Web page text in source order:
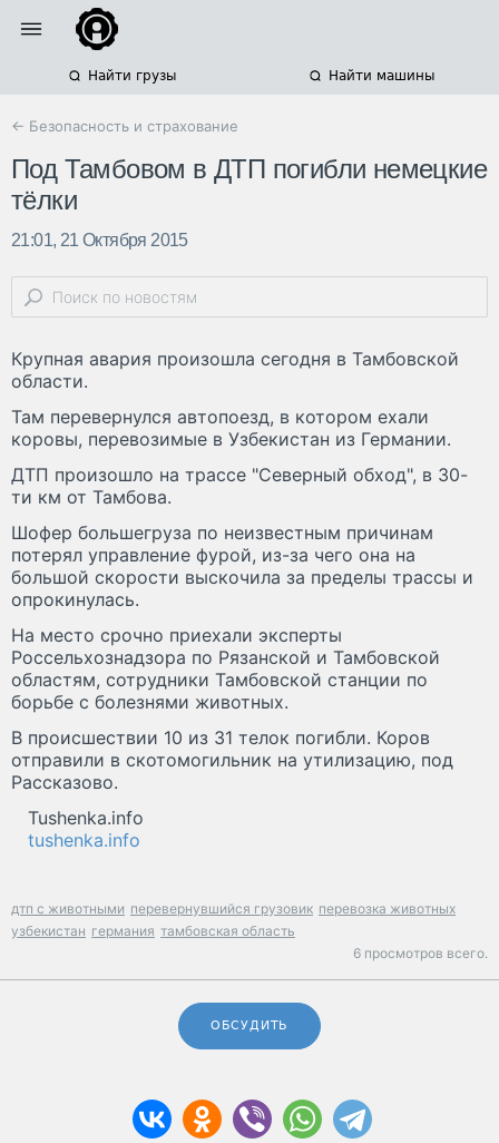
Найти грузы Найти машины
← Безопасность и страхование
Под Тамбовом в ДТП погибли немецкие
тёлки
21:01, 21 Октября 2015
Крупная авария произошла сегодня в Тамбовской
области.
Там перевернулся автопоезд, в котором ехали
коровы, перевозимые в Узбекистан из Германии.
ДТП произошло на трассе "Северный обход", в 30-
ти км от Тамбова.
Шофер большегруза по неизвестным причинам
потерял управление фурой, из-за чего она на
большой скорости выскочила за пределы трассы и
опрокинулась.
На место срочно приехали эксперты
Россельхознадзора по Рязанской и Тамбовской
областям, сотрудники Тамбовской станции по
борьбе с болезнями животных.
В происшествии 10 из 31 телок погибли. Коров
отправили в скотомогильник на утилизацию, под
Рассказово.
Tushenka.info
tushenka.info
дтп с животными перевернувшийся грузовик перевозка животных
узбекистан германия тамбовская область
6 просмотров всего.
ОБСУДИТЬ